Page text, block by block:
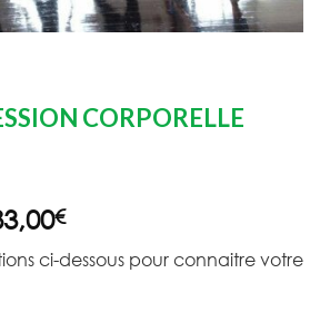
CORPORELLE
€Plage
de
prix :
ci-dessous pour connaitre votre